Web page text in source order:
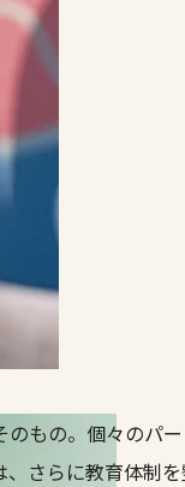
もの。個々のパ
さらに教育体制を